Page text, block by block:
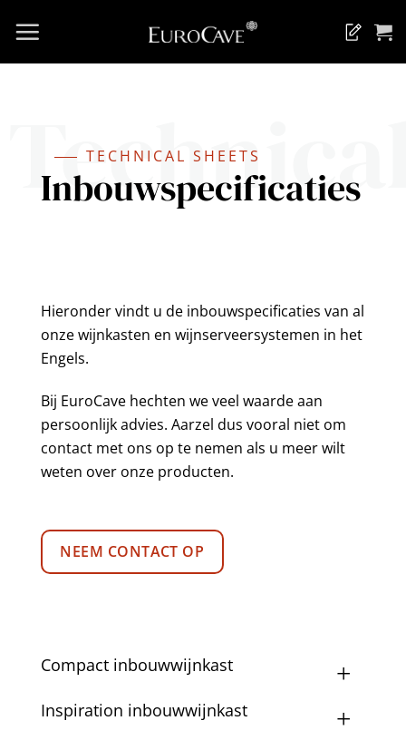
naar
TECHNICAL SHEETS
Inbouwspecificaties
Hieronder vindt u de inbouwspecificaties van al
onze wijnkasten en wijnserveersystemen in het
Engels.
Bij EuroCave hechten we veel waarde aan
persoonlijk advies. Aarzel dus vooral niet om
contact met ons op te nemen als u meer wilt
weten over onze producten.
NEEM CONTACT OP
Compact inbouwwijnkast
Inspiration inbouwwijnkast